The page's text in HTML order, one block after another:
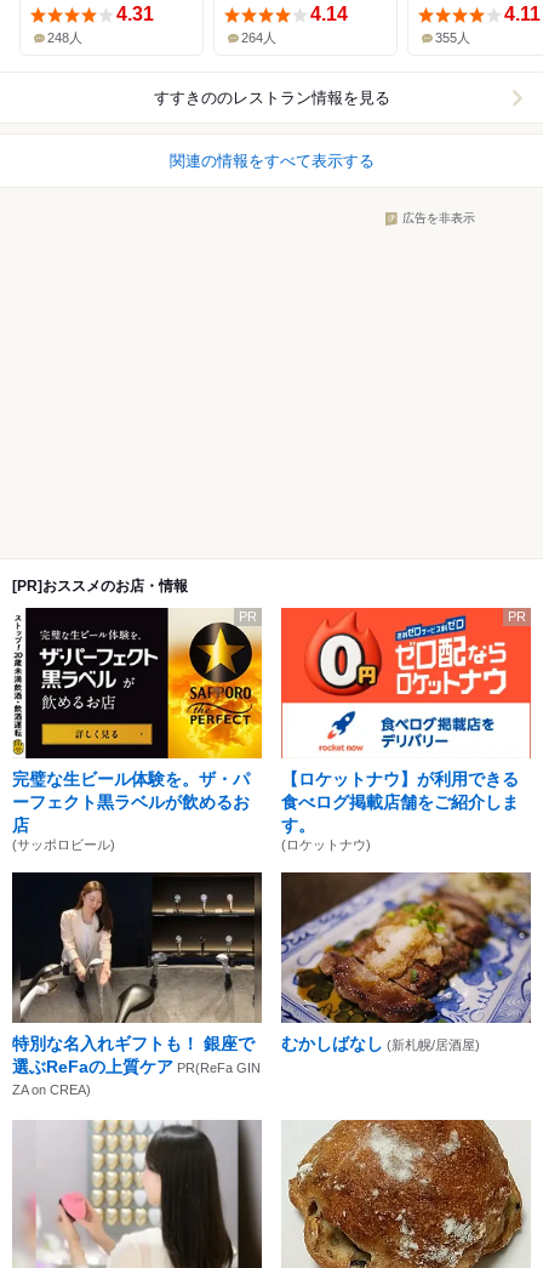
4.31
248人
4.14
264人
4.11
355人
すすきののレストラン情報を見る
関連の情報をすべて表示する
広告を非表示
[PR]おススメのお店・情報
PR
完璧な生ビール体験を。ザ・パ
ーフェクト黒ラベルが飲めるお
店
(サッポロビール)
PR
【ロケットナウ】が利用できる
食べログ掲載店舗をご紹介しま
す。
(ロケットナウ)
特別な名入れギフトも！ 銀座で
選ぶReFaの上質ケア PR(ReFa GIN
ZA on CREA)
むかしばなし (新札幌/居酒屋)